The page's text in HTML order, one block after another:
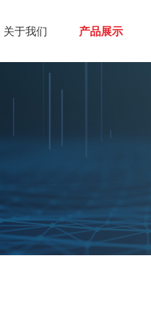
关于我们 产品展示